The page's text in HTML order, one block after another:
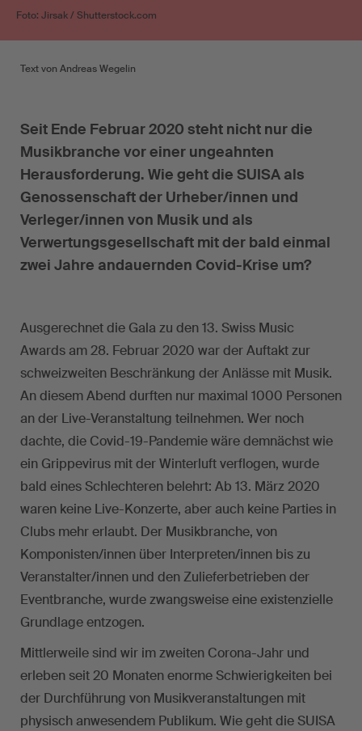
Foto: Jirsak / Shutterstock.com
Text von Andreas Wegelin
Seit Ende Februar 2020 steht nicht nur die
Musikbranche vor einer ungeahnten
Herausforderung. Wie geht die SUISA als
Genossenschaft der Urheber/innen und
Verleger/innen von Musik und als
Verwertungsgesellschaft mit der bald einmal
zwei Jahre andauernden Covid-Krise um?
Ausgerechnet die Gala zu den 13. Swiss Music
Awards am 28. Februar 2020 war der Auftakt zur
schweizweiten Beschränkung der Anlässe mit Musik.
An diesem Abend durften nur maximal 1000 Personen
an der Live-Veranstaltung teilnehmen. Wer noch
dachte, die Covid-19-Pandemie wäre demnächst wie
ein Grippevirus mit der Winterluft verflogen, wurde
bald eines Schlechteren belehrt: Ab 13. März 2020
waren keine Live-Konzerte, aber auch keine Parties in
Clubs mehr erlaubt. Der Musikbranche, von
Komponisten/innen über Interpreten/innen bis zu
Veranstalter/innen und den Zulieferbetrieben der
Eventbranche, wurde zwangsweise eine existenzielle
Grundlage entzogen.
Mittlerweile sind wir im zweiten Corona-Jahr und
erleben seit 20 Monaten enorme Schwierigkeiten bei
der Durchführung von Musikveranstaltungen mit
physisch anwesendem Publikum. Wie geht die SUISA